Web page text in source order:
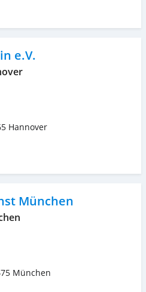
e.V.
Hannover
München
München